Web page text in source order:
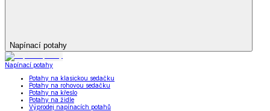
Napínací potahy
Napínací potahy
Potahy na klasickou sedačku
Potahy na rohovou sedačku
Potahy na křeslo
Potahy na židle
Výprodej napínacích potahů